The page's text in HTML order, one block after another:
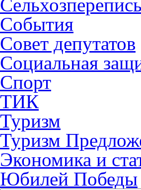
События
Совет депутатов
Социальная
Спорт
ТИК
Туризм
Туризм
Экономика и
Юбилей Победы